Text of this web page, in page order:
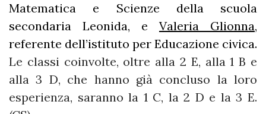
Matematica e Scienze della scuola
secondaria Leonida, e Valeria Glionna,
referente dell’istituto per Educazione civica.
Le classi coinvolte, oltre alla 2 E, alla 1 B e
alla 3 D, che hanno già concluso la loro
esperienza, saranno la 1 C, la 2 D e la 3 E.